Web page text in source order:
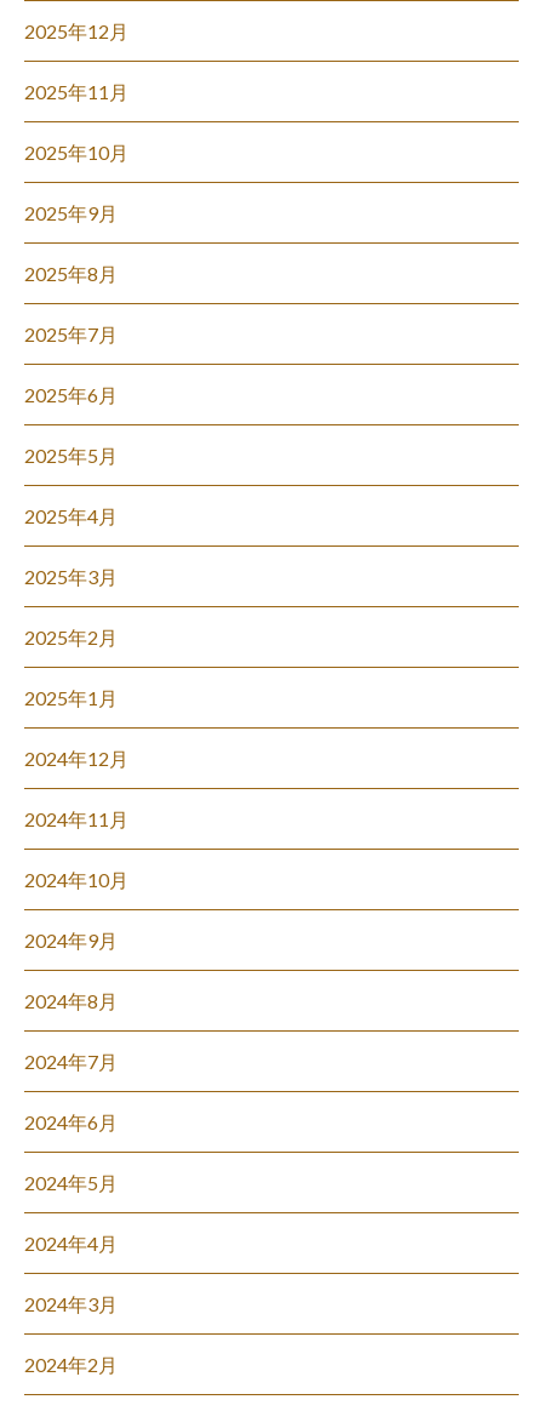
2025年12月
2025年11月
2025年10月
2025年9月
2025年8月
2025年7月
2025年6月
2025年5月
2025年4月
2025年3月
2025年2月
2025年1月
2024年12月
2024年11月
2024年10月
2024年9月
2024年8月
2024年7月
2024年6月
2024年5月
2024年4月
2024年3月
2024年2月